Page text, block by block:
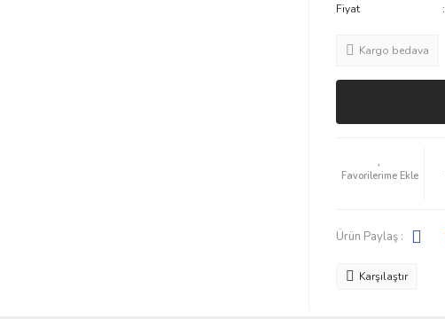
Fiyat
Kargo bedava
Ürün Paylaş :
Karşılaştır